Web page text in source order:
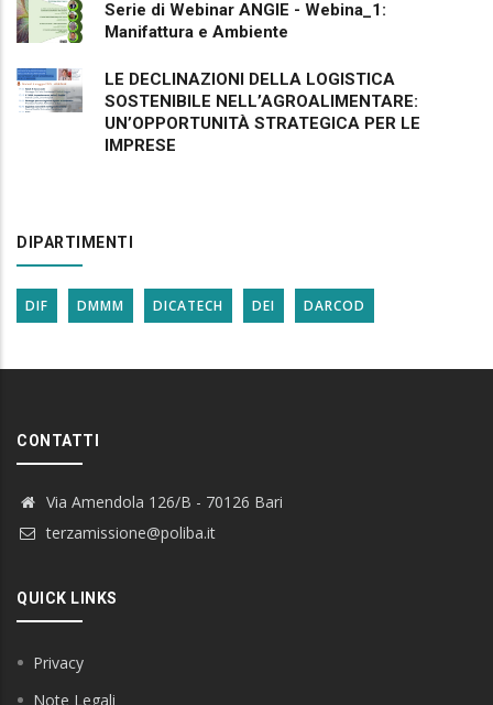
Serie di Webinar ANGIE - Webina_1:
Manifattura e Ambiente
LE DECLINAZIONI DELLA LOGISTICA
SOSTENIBILE NELL’AGROALIMENTARE:
UN’OPPORTUNITÀ STRATEGICA PER LE
IMPRESE
DIPARTIMENTI
DIF DMMM DICATECH DEI DARCOD
CONTATTI
Via Amendola 126/B - 70126 Bari
terzamissione@poliba.it
QUICK LINKS
Privacy
Note Legali